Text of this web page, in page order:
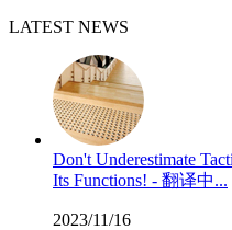
LATEST NEWS
Don't Underestimate
Its Functions! - 翻译中...
2023/11/16